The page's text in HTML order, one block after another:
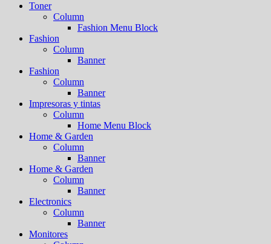
Toner
Column
Fashion Menu Block
Fashion
Column
Banner
Fashion
Column
Banner
Impresoras y tintas
Column
Home Menu Block
Home & Garden
Column
Banner
Home & Garden
Column
Banner
Electronics
Column
Banner
Monitores